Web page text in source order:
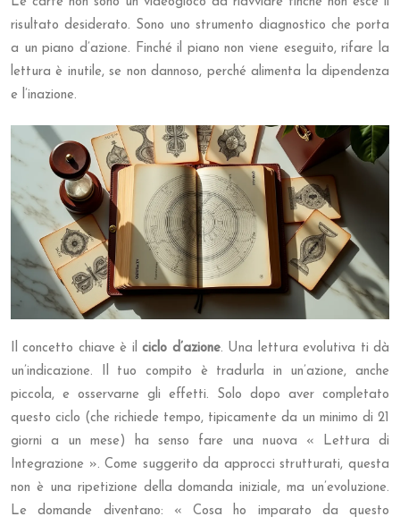
risultato desiderato. Sono uno strumento diagnostico che porta
a un piano d’azione. Finché il piano non viene eseguito, rifare la
lettura è inutile, se non dannoso, perché alimenta la dipendenza
e l’inazione.
Il concetto chiave è ilciclo d’azione. Una lettura evolutiva ti dà
un’indicazione. Il tuo compito è tradurla in un’azione, anche
piccola, e osservarne gli effetti. Solo dopo aver completato
questo ciclo (che richiede tempo, tipicamente da un minimo di 21
giorni a un mese) ha senso fare una nuova « Lettura di
Integrazione ». Come suggerito da approcci strutturati, questa
non è una ripetizione della domanda iniziale, ma un’evoluzione.
Le domande diventano: « Cosa ho imparato da questo